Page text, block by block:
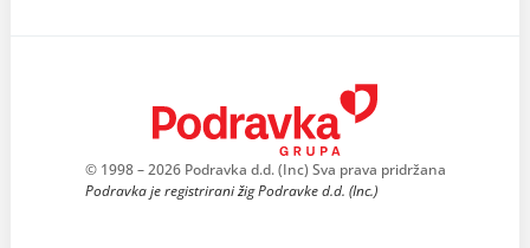
© 1998 – 2026 Podravka d.d. (Inc) Sva prava pridržana
Podravka je registrirani žig Podravke d.d. (Inc.)